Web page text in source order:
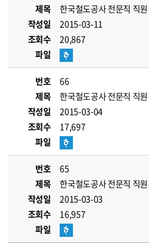
제목
한국철도공사 전문직 직
작성일
2015-03-11
조회수
20,867
파일
번호
66
제목
한국철도공사 전문직 직
작성일
2015-03-04
조회수
17,697
파일
번호
65
제목
한국철도공사 전문직 직
작성일
2015-03-03
조회수
16,957
파일